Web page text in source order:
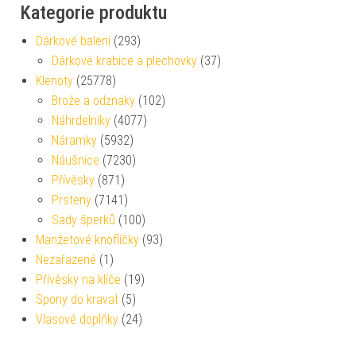
Kategorie produktu
Dárkové balení (293)
Dárkové krabice a plechovky (37)
Klenoty (25778)
Brože a odznaky (102)
Náhrdelníky (4077)
Náramky (5932)
Náušnice (7230)
Přívěsky (871)
Prsteny (7141)
Sady šperků (100)
Manžetové knoflíčky (93)
Nezařazené (1)
Přívěsky na klíče (19)
Spony do kravat (5)
Vlasové doplňky (24)